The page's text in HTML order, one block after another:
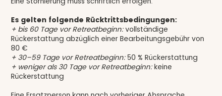
Es gelten folgende Rücktrittsbedingungen:
+ bis 60 Tage vor Retreatbeginn:vollständige
Rückerstattung abzüglich einer Bearbeitungsgebühr von
80 €
+ 30–59 Tage vor Retreatbeginn:50 % Rückerstattung
+ weniger als 30 Tage vor Retreatbeginn:keine
Rückerstattung